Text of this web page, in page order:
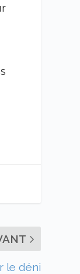
le déni